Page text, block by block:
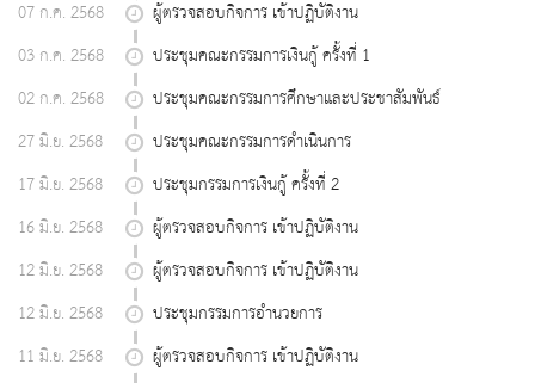
07 ก.ค. 2568
ผู้ตรวจสอบกิจการ เข้าปฏิบัติงาน
03 ก.ค. 2568
ประชุมคณะกรรมการเงินกู้ ครั้งที่ 1
02 ก.ค. 2568
ประชุมคณะกรรมการศึกษาและประชาสัมพันธ์
27 มิ.ย. 2568
ประชุมคณะกรรมการดำเนินการ
17 มิ.ย. 2568
ประชุมกรรมการเงินกู้ ครั้งที่ 2
16 มิ.ย. 2568
ผู้ตรวจสอบกิจการ เข้าปฏิบัติงาน
12 มิ.ย. 2568
ผู้ตรวจสอบกิจการ เข้าปฏิบัติงาน
12 มิ.ย. 2568
ประชุมกรรมการอำนวยการ
11 มิ.ย. 2568
ผู้ตรวจสอบกิจการ เข้าปฏิบัติงาน